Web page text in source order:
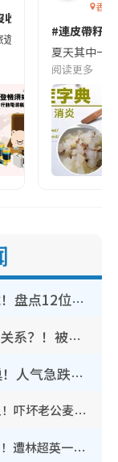
😱出發前切記檢查
遊的民眾，近期要
香港
#連皮帶籽
夏天其中一
阅读更多
《爱·回家》隐形富豪卧虎藏龙！盘点12位财气逼人的有钱艺人：这位美女3亿身家不愁做
叶泓文拍拖一周年亲口否认情侣关系？！被质疑感情造假竟称GM“普通同事”
30岁男艺人低调宣布已秘密离巢！人气急跌变失踪人口：“这几年过得并不容易”
简淑儿染金发剪短头发气质判若两人！吓坏老公麦大力都认不出：“你做什么？”
TVB新闻主播陈嘉欣镜头前罕见失守！遭林超英一句话突袭吓坏当场大笑